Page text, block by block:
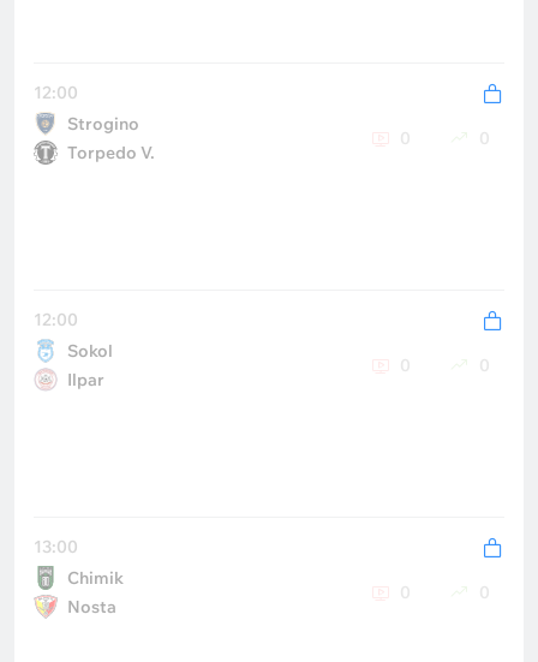
12:00
Strogino
Torpedo V.
0 0
12:00
Sokol
Ilpar
0 0
13:00
Chimik
Nosta
0 0